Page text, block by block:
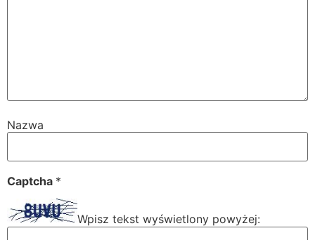
Nazwa
Captcha *
Wpisz tekst wyświetlony powyżej: